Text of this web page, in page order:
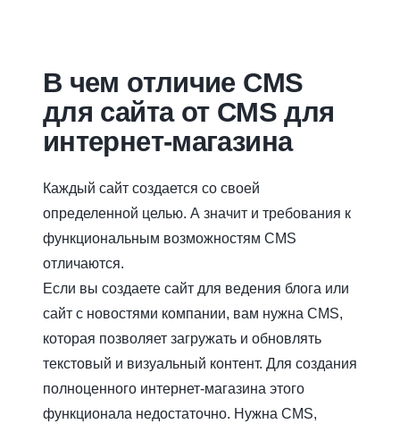
В чем отличие CMS
для сайта от CMS для
интернет-магазина
Каждый сайт создается со своей
определенной целью. А значит и требования к
функциональным возможностям CMS
отличаются.
Если вы создаете сайт для ведения блога или
сайт с новостями компании, вам нужна CMS,
которая позволяет загружать и обновлять
текстовый и визуальный контент. Для создания
полноценного интернет-магазина этого
функционала недостаточно. Нужна CMS,